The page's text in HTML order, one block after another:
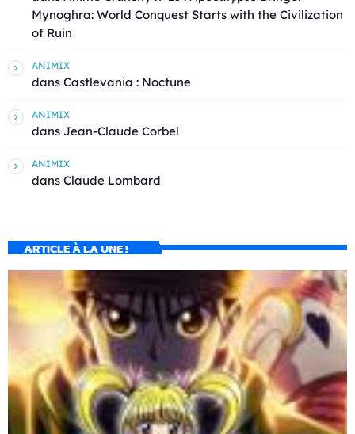
Mynoghra: World Conquest Starts with the Civilization
of Ruin
ANIMIX
dans Castlevania : Noctune
ANIMIX
dans Jean-Claude Corbel
ANIMIX
dans Claude Lombard
ARTICLE À LA UNE !